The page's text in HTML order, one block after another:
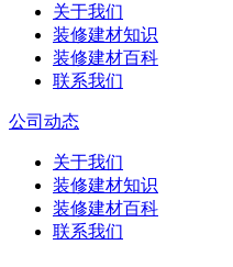
关于我们
装修建材知识
装修建材百科
联系我们
公司动态
关于我们
装修建材知识
装修建材百科
联系我们